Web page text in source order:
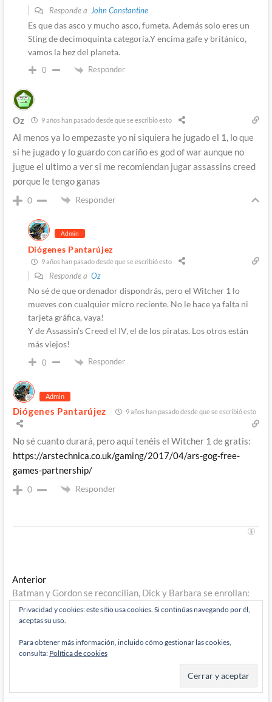
Responde a John Constantine
Es que das asco y mucho asco, fumeta. Además solo eres un
Sting de decimoquinta categoría.Y encima gafe y británico,
vamos la hez del planeta.
0 Responder
Oz 9 años han pasado desde que se escribió esto
Al menos ya lo empezaste yo ni siquiera he jugado el 1, lo que
si he jugado y lo guardo con cariño es god of war aunque no
jugue el ultimo a ver si me recomiendan jugar assassins creed
porque le tengo ganas
0 Responder
Admin
Diógenes Pantarújez
9 años han pasado desde que se escribió esto
Responde a Oz
No sé de que ordenador dispondrás, pero el Witcher 1 lo
mueves con cualquier micro reciente. No le hace ya falta ni
tarjeta gráfica, vaya!
Y de Assassin’s Creed el IV, el de los piratas. Los otros están
más viejos!
0 Responder
Admin
Diógenes Pantarújez 9 años han pasado desde que se escribió esto
No sé cuanto durará, pero aquí tenéis el Witcher 1 de gratis:
https://arstechnica.co.uk/gaming/2017/04/ars-gog-free-
games-partnership/
0 Responder
Navegación
de
entradas
AnteriorEntrada
anterior:
Batman y Gordon se reconcilian, Dick y Barbara se enrollan:
Batman en Tierra de Nadie (VI)
Privacidad y cookies: este sitio usa cookies. Si continúas navegando por él,
aceptas su uso.
Para obtener más información, incluido cómo gestionar las cookies,
consulta: Política de cookies